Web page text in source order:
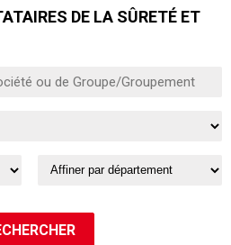
DE LA SÛRETÉ ET